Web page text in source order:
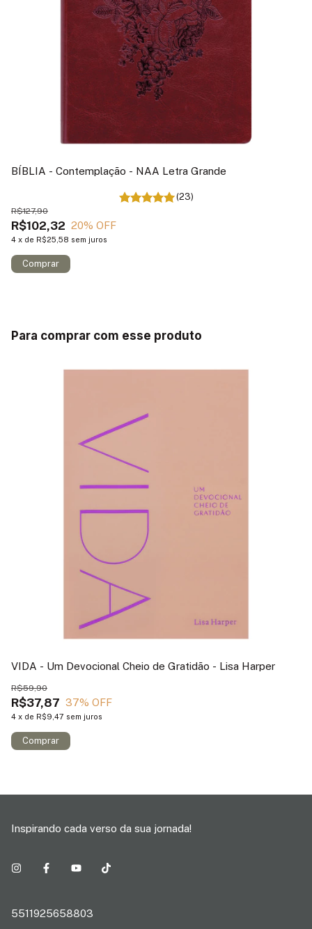
BÍBLIA - Contemplação - NAA Letra Grande
(23)
R$102,32
R$127,90
20% OFF
4 x de R$25,58 sem juros
Para comprar com esse produto
VIDA - Um Devocional Cheio de Gratidão - Lisa Harper
R$37,87
R$59,90
37% OFF
4 x de R$9,47 sem juros
Inspirando cada verso da sua jornada!
5511925658803